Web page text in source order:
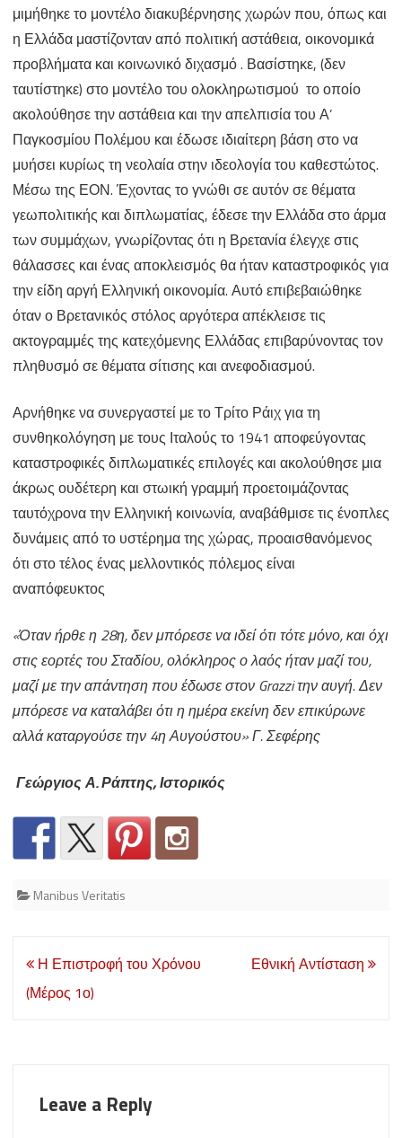
μιμήθηκε το μοντέλο διακυβέρνησης χωρών που, όπως και
η Ελλάδα μαστίζονταν από πολιτική αστάθεια, οικονομικά
προβλήματα και κοινωνικό διχασμό . Βασίστηκε, (δεν
ταυτίστηκε) στο μοντέλο του ολοκληρωτισμού το οποίο
ακολούθησε την αστάθεια και την απελπισία του Α’
Παγκοσμίου Πολέμου και έδωσε ιδιαίτερη βάση στο να
μυήσει κυρίως τη νεολαία στην ιδεολογία του καθεστώτος.
Μέσω της ΕΟΝ. Έχοντας το γνώθι σε αυτόν σε θέματα
γεωπολιτικής και διπλωματίας, έδεσε την Ελλάδα στο άρμα
των συμμάχων, γνωρίζοντας ότι η Βρετανία έλεγχε στις
θάλασσες και ένας αποκλεισμός θα ήταν καταστροφικός για
την είδη αργή Ελληνική οικονομία. Αυτό επιβεβαιώθηκε
όταν ο Βρετανικός στόλος αργότερα απέκλεισε τις
ακτογραμμές της κατεχόμενης Ελλάδας επιβαρύνοντας τον
πληθυσμό σε θέματα σίτισης και ανεφοδιασμού.
Αρνήθηκε να συνεργαστεί με το Τρίτο Ράιχ για τη
συνθηκολόγηση με τους Ιταλούς το 1941 αποφεύγοντας
καταστροφικές διπλωματικές επιλογές και ακολούθησε μια
άκρως ουδέτερη και στωική γραμμή προετοιμάζοντας
ταυτόχρονα την Ελληνική κοινωνία, αναβάθμισε τις ένοπλες
δυνάμεις από το υστέρημα της χώρας, προαισθανόμενος
ότι στο τέλος ένας μελλοντικός πόλεμος είναι
αναπόφευκτος
«Όταν ήρθε η 28η, δεν μπόρεσε να ιδεί ότι τότε μόνο, και όχι
στις εορτές του Σταδίου, ολόκληρος ο λαός ήταν μαζί του,
μαζί με την απάντηση που έδωσε στον Grazzi την αυγή. Δεν
μπόρεσε να καταλάβει ότι η ημέρα εκείνη δεν επικύρωνε
αλλά καταργούσε την 4η Αυγούστου» Γ. Σεφέρης
Γεώργιος Α. Ράπτης, Ιστορικός
Manibus Veritatis
Post
navigation
Η Επιστροφή του Χρόνου
(Μέρος 1ο)
Εθνική Αντίσταση
Leave a Reply